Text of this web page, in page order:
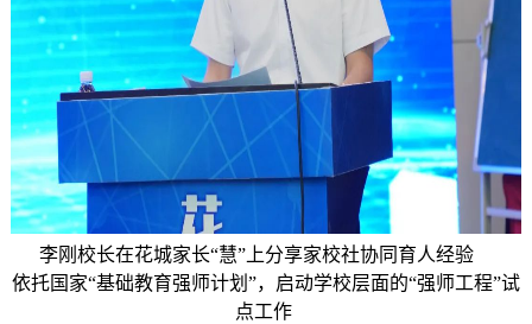
李刚校长在花城家长“慧”上分享家校社协同育人经验
依托国家“基础教育强师计划”，启动学校层面的“强师工程”试
点工作